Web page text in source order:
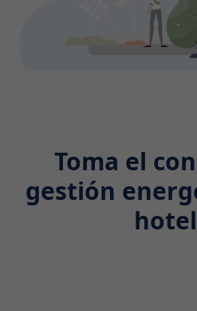
Toma el
gestión